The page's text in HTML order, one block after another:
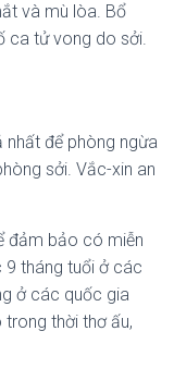
và mù lòa. Bổ
ca tử vong do sởi.
nhất để phòng ngừa
sởi. Vắc-xin an
đảm bảo có miễn
9 tháng tuổi ở các
ở các quốc gia
thời thơ ấu,